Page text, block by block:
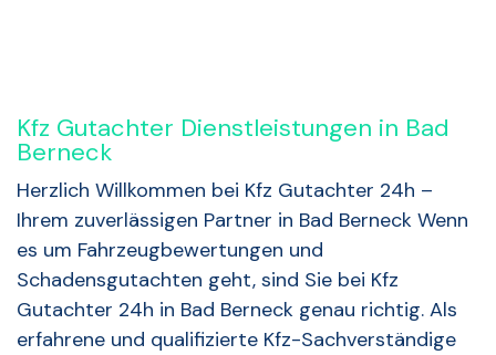
Kfz Gutachter Dienstleistungen in Bad
Berneck
Herzlich Willkommen bei Kfz Gutachter 24h –
Ihrem zuverlässigen Partner in Bad Berneck Wenn
es um Fahrzeugbewertungen und
Schadensgutachten geht, sind Sie bei Kfz
Gutachter 24h in Bad Berneck genau richtig. Als
erfahrene und qualifizierte Kfz-Sachverständige